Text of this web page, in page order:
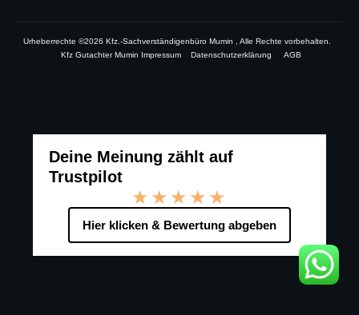
Urheberrechte ©2026 Kfz.-Sachverständigenbüro Mumin , Alle Rechte vorbehalten.
Kfz Gutachter Mumin Impressum
Datenschutzerklärung AGB
Deine Meinung zählt auf
Trustpilot
★★★★★
Hier klicken & Bewertung abgeben